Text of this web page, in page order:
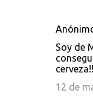
Soy de
cerveza!!
12 de